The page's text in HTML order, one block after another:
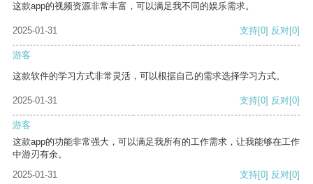
这款app的视频资源非常丰富，可以满足我不同的娱乐需求。
2025-01-31 支持[0] 反对[0]
游客
这款软件的学习方式非常灵活，可以根据自己的需求选择学习方式。
2025-01-31 支持[0] 反对[0]
游客
这款app的功能非常强大，可以满足我所有的工作需求，让我能够在工作
中游刃有余。
2025-01-31
支持[0] 反对[0]